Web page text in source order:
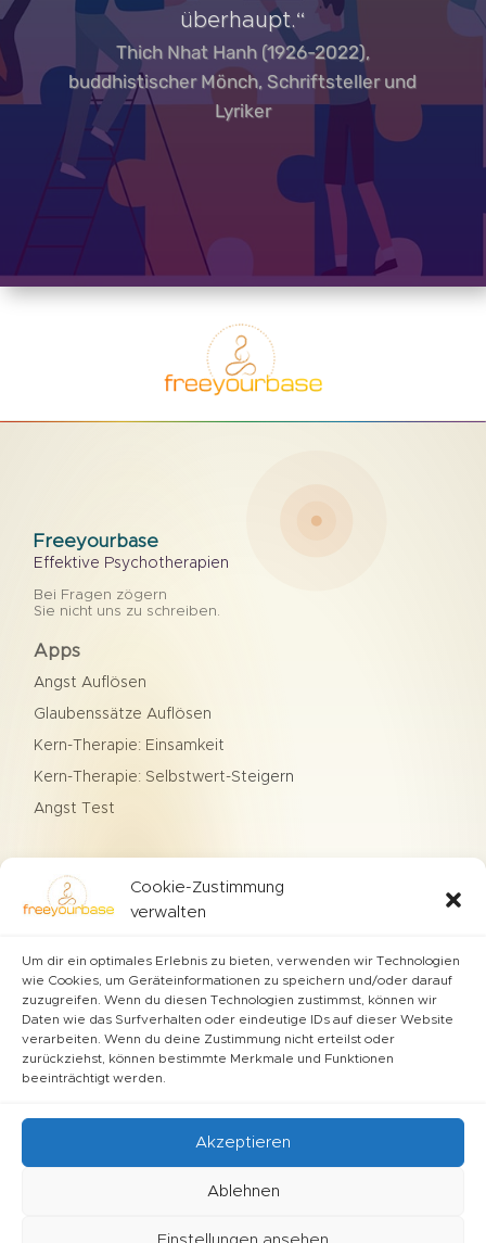
Cookie-Zustimmung
verwalten
Um dir ein optimales Erlebnis zu bieten, verwenden wir Technologien
wie Cookies, um Geräteinformationen zu speichern und/oder darauf
zuzugreifen. Wenn du diesen Technologien zustimmst, können wir
Daten wie das Surfverhalten oder eindeutige IDs auf dieser Website
verarbeiten. Wenn du deine Zustimmung nicht erteilst oder
zurückziehst, können bestimmte Merkmale und Funktionen
beeinträchtigt werden.
Akzeptieren
Ablehnen
Einstellungen ansehen
überhaupt.“
Thich Nhat Hanh (1926-2022),
buddhistischer Mönch, Schriftsteller und
Lyriker
Freeyourbase
Effektive Psychotherapien
Bei Fragen zögern
Sie nicht uns zu schreiben.
Apps
Angst Auflösen
Glaubenssätze Auflösen
Kern-Therapie: Einsamkeit
Kern-Therapie: Selbstwert-Steigern
Angst Test
Agoraphobie
Erlernte Hilflosigkeit
Philophobie
Kontakt
